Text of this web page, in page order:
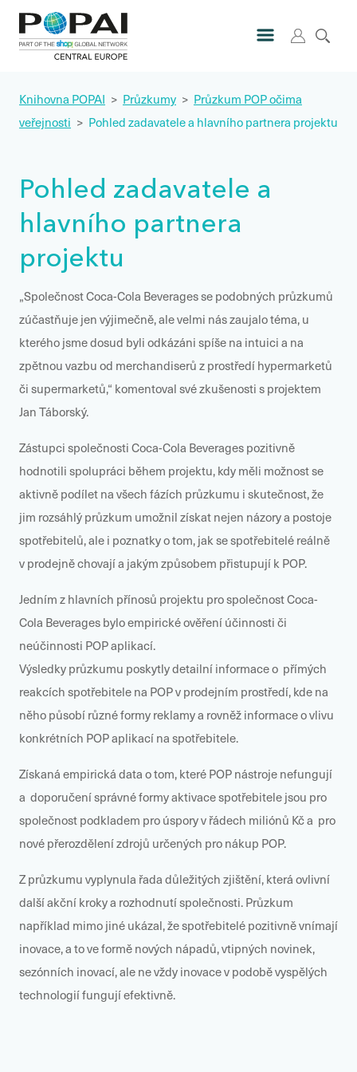
Knihovna POPAI > Průzkumy > Průzkum POP očima
veřejnosti > Pohled zadavatele a hlavního partnera projektu
Pohled zadavatele a
hlavního partnera
projektu
„Společnost Coca-Cola Beverages se podobných průzkumů
zúčastňuje jen výjimečně, ale velmi nás zaujalo téma, u
kterého jsme dosud byli odkázáni spíše na intuici a na
zpětnou vazbu od merchandiserů z prostředí hypermarketů
či supermarketů,“ komentoval své zkušenosti s projektem
Jan Táborský.
Zástupci společnosti Coca-Cola Beverages pozitivně
hodnotili spolupráci během projektu, kdy měli možnost se
aktivně podílet na všech fázích průzkumu i skutečnost, že
jim rozsáhlý průzkum umožnil získat nejen názory a postoje
spotřebitelů, ale i poznatky o tom, jak se spotřebitelé reálně
v prodejně chovají a jakým způsobem přistupují k POP.
Jedním z hlavních přínosů projektu pro společnost Coca-
Cola Beverages bylo empirické ověření účinnosti či
neúčinnosti POP aplikací.
Výsledky průzkumu poskytly detailní informace o přímých
reakcích spotřebitele na POP v prodejním prostředí, kde na
něho působí různé formy reklamy a rovněž informace o vlivu
konkrétních POP aplikací na spotřebitele.
Získaná empirická data o tom, které POP nástroje nefungují
a doporučení správné formy aktivace spotřebitele jsou pro
společnost podkladem pro úspory v řádech miliónů Kč a pro
nové přerozdělení zdrojů určených pro nákup POP.
Z průzkumu vyplynula řada důležitých zjištění, která ovlivní
další akční kroky a rozhodnutí společnosti. Průzkum
například mimo jiné ukázal, že spotřebitelé pozitivně vnímají
inovace, a to ve formě nových nápadů, vtipných novinek,
sezónních inovací, ale ne vždy inovace v podobě vyspělých
technologií fungují efektivně.